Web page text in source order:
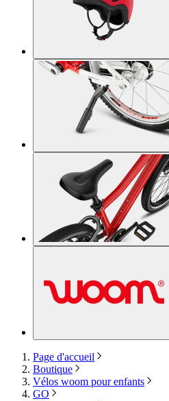
Page d'accueil
Boutique
Vélos woom pour enfants
GO